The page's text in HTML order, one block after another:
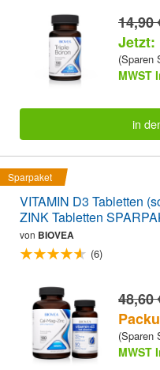
14,90
Jetzt:
(Sparen
MWST
in
Sparpaket
VITAMIN D3 Tabletten
ZINK Tabletten
von BIOVEA
(6)
48,60
(Sparen
MWST